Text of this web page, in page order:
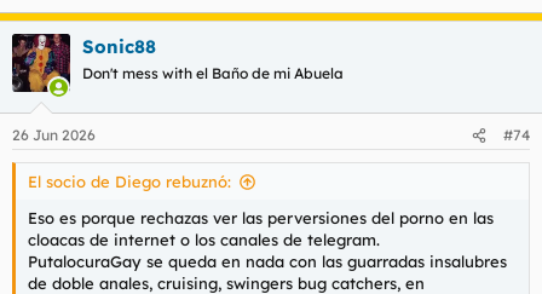
Sonic88
Don't mess with el Baño de mi Abuela
26 Jun 2026 #74
El socio de Diego rebuznó:
Eso es porque rechazas ver las perversiones del porno en las
cloacas de internet o los canales de telegram.
PutalocuraGay se queda en nada con las guarradas insalubres
de doble anales, cruising, swingers bug catchers, en